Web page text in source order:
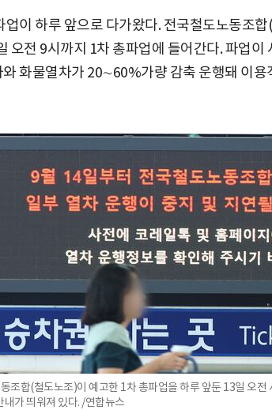
업이 하루 앞으로 다가왔다. 전국철도노동조
오전 9시까지 1차 총파업에 들어간다. 파업이
화물열차가 20∼60%가량 감축 운행돼 이용
조합(철도노조)이 예고한 1차 총파업을 하루 앞둔 13일 오전
내가 띄워져 있다. /연합뉴스